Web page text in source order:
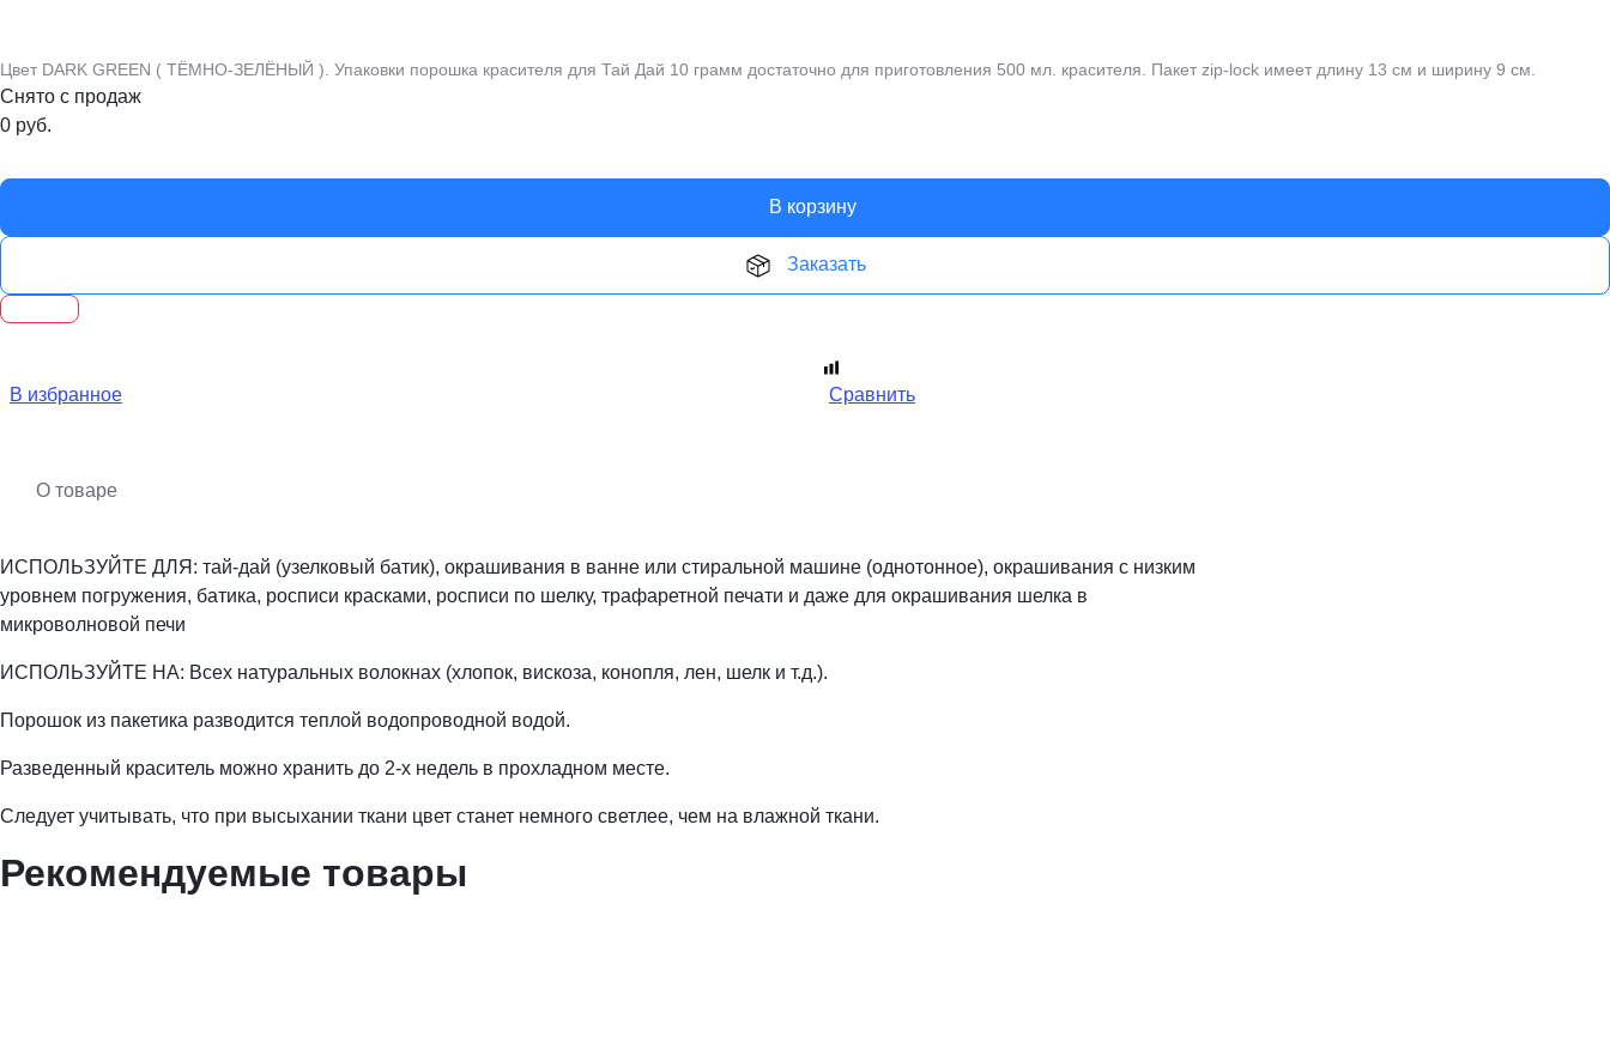
Цвет DARK GREEN ( ТЁМНО-ЗЕЛЁНЫЙ ). Упаковки порошка красителя для Тай Дай 10 грамм достаточно для приготовления 500 мл. красителя. Пакет zip-lock имеет длину 13 см и ширину 9 см.
Снято с продаж
0 руб.
В корзину
Заказать
В избранное Сравнить
О товаре
ИСПОЛЬЗУЙТЕ ДЛЯ: тай-дай (узелковый батик), окрашивания в ванне или стиральной машине (однотонное), окрашивания с низким
уровнем погружения, батика, росписи красками, росписи по шелку, трафаретной печати и даже для окрашивания шелка в
микроволновой печи
ИСПОЛЬЗУЙТЕ НА: Всех натуральных волокнах (хлопок, вискоза, конопля, лен, шелк и т.д.).
Порошок из пакетика разводится теплой водопроводной водой.
Разведенный краситель можно хранить до 2-х недель в прохладном месте.
Следует учитывать, что при высыхании ткани цвет станет немного светлее, чем на влажной ткани.
Рекомендуемые товары